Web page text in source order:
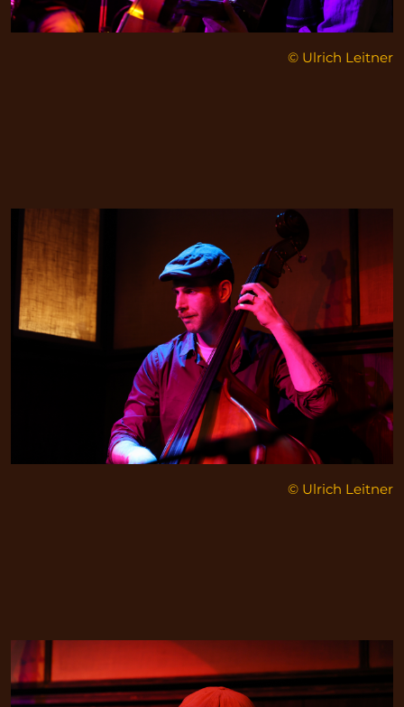
© Ulrich Leitner
© Ulrich Leitner